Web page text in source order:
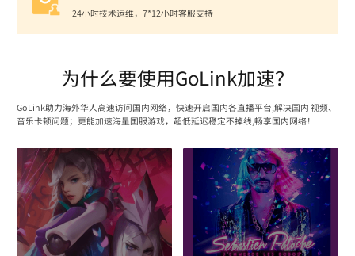
24小时技术运维，7*12小时客服支持
为什么要使用GoLink加速？
GoLink助力海外华人高速访问国内网络，快速开启国内各直播平台,解决国内 视频、
音乐卡顿问题；更能加速海量国服游戏，超低延迟稳定不掉线,畅享国内网络！